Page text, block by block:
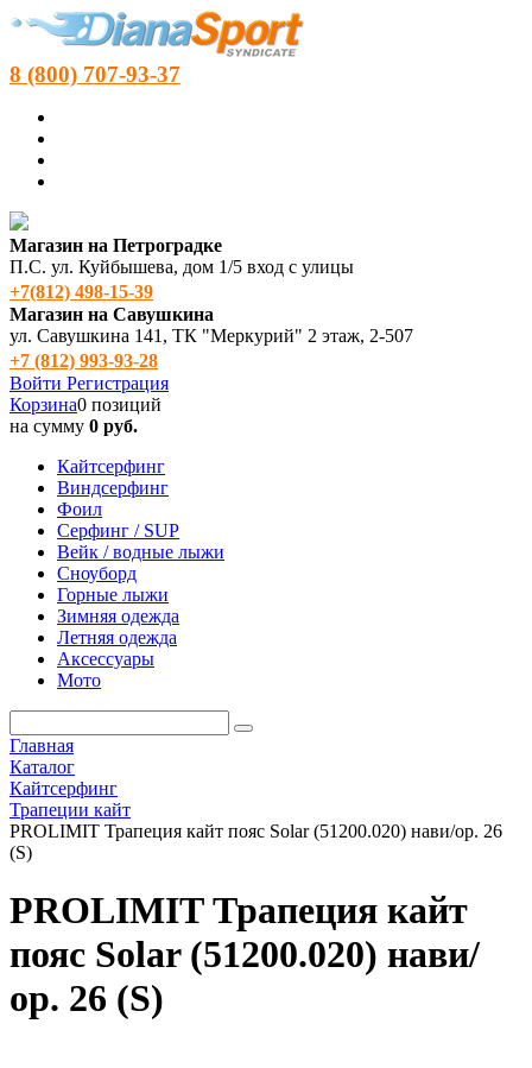
8 (800) 707-93-37
Магазин на Петроградке
П.С. ул. Куйбышева, дом 1/5 вход с улицы
+7(812) 498‑15-39
Магазин на Савушкина
ул. Савушкина 141, ТК "Меркурий" 2 этаж, 2-507
+7 (812) 993-93-28
Войти Регистрация
Корзина0 позиций
на сумму 0 руб.
Кайтсерфинг
Виндсерфинг
Фоил
Серфинг / SUP
Вейк / водные лыжи
Сноуборд
Горные лыжи
Зимняя одежда
Летняя одежда
Аксессуары
Мото
Главная
Каталог
Кайтсерфинг
Трапеции кайт
PROLIMIT Трапеция кайт пояс Solar (51200.020) нави/ор. 26
(S)
PROLIMIT Трапеция кайт
пояс Solar (51200.020) нави/
ор. 26 (S)